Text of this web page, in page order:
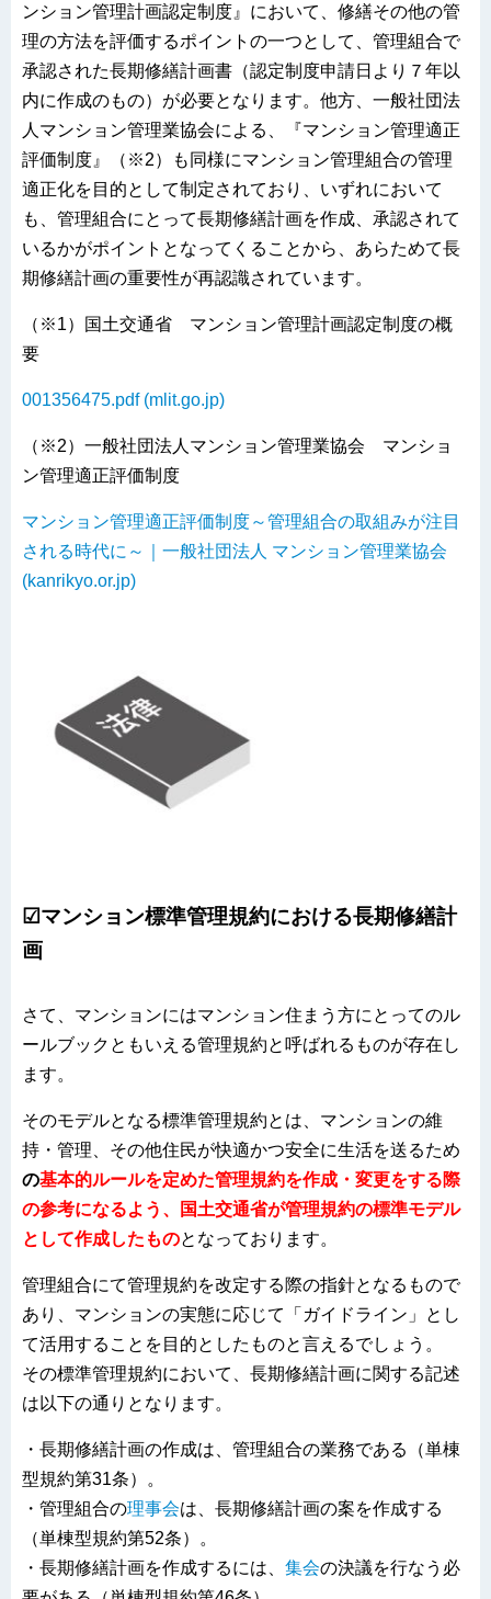
ンション管理計画認定制度』において、修繕その他の管
理の方法を評価するポイントの一つとして、管理組合で
承認された長期修繕計画書（認定制度申請日より７年以
内に作成のもの）が必要となります。他方、一般社団法
人マンション管理業協会による、『マンション管理適正
評価制度』（※2）も同様にマンション管理組合の管理
適正化を目的として制定されており、いずれにおいて
も、管理組合にとって長期修繕計画を作成、承認されて
いるかがポイントとなってくることから、あらためて長
期修繕計画の重要性が再認識されています。
（※1）国土交通省 マンション管理計画認定制度の概
要
001356475.pdf (mlit.go.jp)
（※2）一般社団法人マンション管理業協会 マンショ
ン管理適正評価制度
マンション管理適正評価制度～管理組合の取組みが注目
される時代に～｜一般社団法人 マンション管理業協会
(kanrikyo.or.jp)
☑マンション標準管理規約における長期修繕計
画
さて、マンションにはマンション住まう方にとってのル
ールブックともいえる管理規約と呼ばれるものが存在し
ます。
そのモデルとなる標準管理規約とは、マンションの維
持・管理、その他住民が快適かつ安全に生活を送るため
の基本的ルールを定めた管理規約を作成・変更をする際
の参考になるよう、国土交通省が管理規約の標準モデル
として作成したものとなっております。
管理組合にて管理規約を改定する際の指針となるもので
あり、マンションの実態に応じて「ガイドライン」とし
て活用することを目的としたものと言えるでしょう。
その標準管理規約において、長期修繕計画に関する記述
は以下の通りとなります。
・長期修繕計画の作成は、管理組合の業務である（単棟
型規約第31条）。
・管理組合の理事会は、長期修繕計画の案を作成する
（単棟型規約第52条）。
・長期修繕計画を作成するには、 集会の決議を行なう必